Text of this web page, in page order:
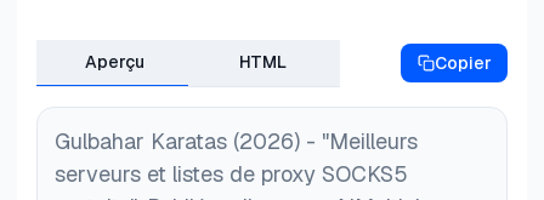
Aperçu HTML Copier
Gulbahar Karatas (2026) - "Meilleurs
serveurs et listes de proxy SOCKS5